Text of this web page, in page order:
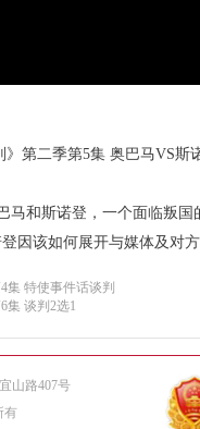
》第二季第5集 奥巴马VS斯
马和斯诺登，一个面临叛
因该如何展开与媒体及对
集 特使事件话谈判
集 谈判2选1
山路407号
有